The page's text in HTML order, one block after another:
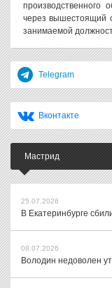
производственного
через вышестоящий
занимаемой
Telegram
Вконтакте
Мастрид
25.07.2026
В Екатеринбурге
08.07.2026
Володин недоволен